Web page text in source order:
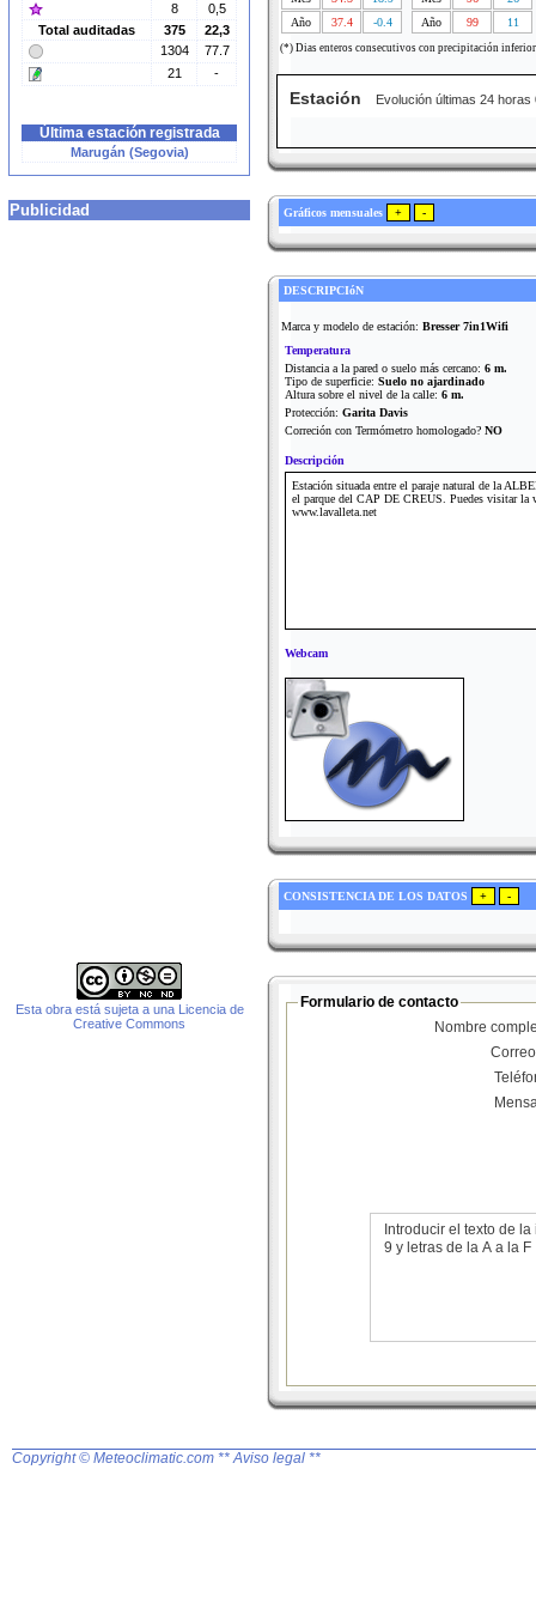
8
0,5
Total auditadas
375
22,3
1304
77.7
21
-
Última estación registrada
Marugán (Segovia)
Publicidad
Esta obra está sujeta a una Licencia de
Creative Commons
Año
37.4 -0.4 Año 99 11
(*) Dias enteros consecutivos con precipitación inferior
Estación Evolución últimas 24 horas
Gráficos mensuales
DESCRIPCIóN
Marca y modelo de estación: Bresser 7in1Wifi
Temperatura
Distancia a la pared o suelo más cercano: 6 m.
Tipo de superficie: Suelo no ajardinado
Altura sobre el nivel de la calle: 6 m.
Protección: Garita Davis
Correción con Termómetro homologado? NO
Descripción
Estación situada entre el paraje natural de la
el parque del CAP DE CREUS. Puedes visitar la
www.lavalleta.net
Webcam
CONSISTENCIA DE LOS DATOS
Formulario de contacto
Nombre
Introducir el texto de
9 y letras de la A a la F
Copyright © Meteoclimatic.com ** Aviso legal **